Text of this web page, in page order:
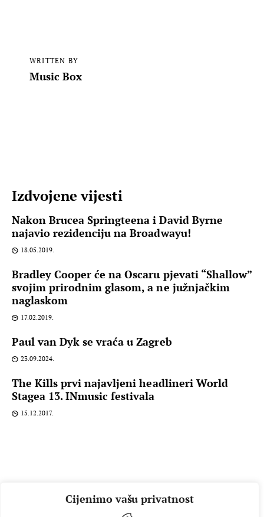
Cijenimo vašu privatnost
WRITTEN BY
Music Box
Izdvojene vijesti
Nakon Brucea Springteena i David Byrne
najavio rezidenciju na Broadwayu!
18.05.2019.
Bradley Cooper će na Oscaru pjevati “Shallow”
svojim prirodnim glasom, a ne južnjačkim
naglaskom
17.02.2019.
Paul van Dyk se vraća u Zagreb
23.09.2024.
The Kills prvi najavljeni headlineri World
Stagea 13. INmusic festivala
15.12.2017.